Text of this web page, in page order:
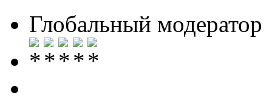
Глобальный модератор